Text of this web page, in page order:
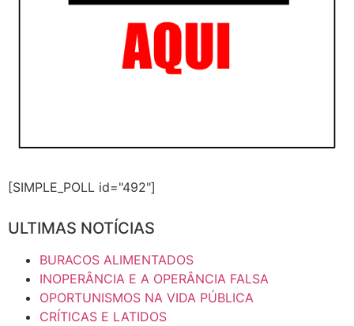
[SIMPLE_POLL id="492"]
ULTIMAS NOTÍCIAS
BURACOS ALIMENTADOS
INOPERÂNCIA E A OPERÂNCIA FALSA
OPORTUNISMOS NA VIDA PÚBLICA
CRÍTICAS E LATIDOS